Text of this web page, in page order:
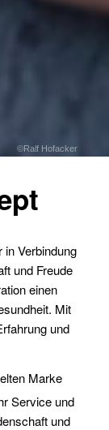
©Ralf Hofacker
Verbindung
und Freude
einen
Mit
und
Marke
Service und
und